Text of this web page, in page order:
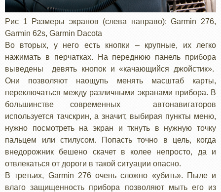
Рис 1 Размеры экранов (слева направо): Garmin 276,
Garmin 62s, Garmin Dacota
Во вторых, у него есть кнопки – крупные, их легко
нажимать в перчатках. На переднюю панель прибора
выведены девять кнопок и «качающийся джойстик».
Они позволяют наощупь менять масштаб карты,
переключаться между различными экранами прибора. В
большинстве современных автонавигаторов
используется тачскрин, а значит, выбирая пункты меню,
нужно посмотреть на экран и ткнуть в нужную точку
пальцем или стилусом. Попасть точно в цель, когда
внедорожник бешено скачет в колее непросто, да и
отвлекаться от дороги в такой ситуации опасно.
В третьих, Garmin 276 очень сложно «убить». Пыле и
влаго защищенность прибора позволяют мыть его из